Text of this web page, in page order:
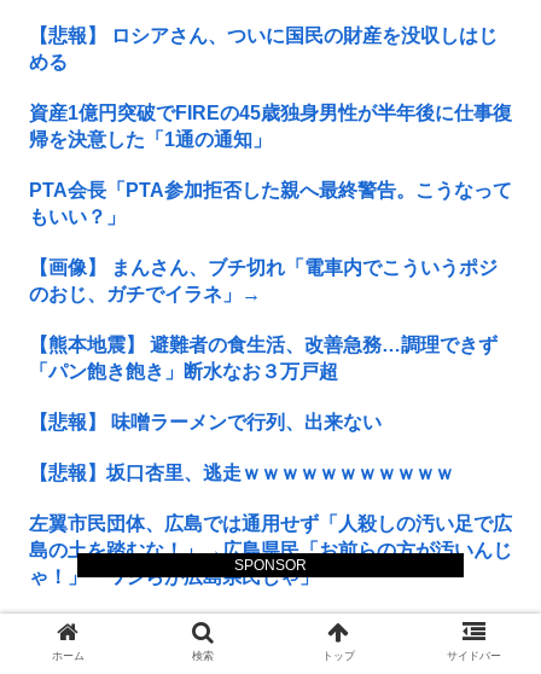
SPONSOR
【悲報】 ロシアさん、ついに国民の財産を没収しはじ
める
資産1億円突破でFIREの45歳独身男性が半年後に仕事復
帰を決意した「1通の通知」
PTA会長「PTA参加拒否した親へ最終警告。こうなって
もいい？」
【画像】 まんさん、ブチ切れ「電車内でこういうポジ
のおじ、ガチでイラネ」→
【熊本地震】 避難者の食生活、改善急務…調理できず
「パン飽き飽き」断水なお３万戸超
【悲報】 味噌ラーメンで行列、出来ない
【悲報】坂口杏里、逃走ｗｗｗｗｗｗｗｗｗｗｗ
左翼市民団体、広島では通用せず「人殺しの汚い足で広
島の土を踏むな！」→広島県民「お前らの方が汚いんじ
ゃ！」「ワシらが広島県民じゃ」
【有能】 他者にイラッとした時に『これ』思うと最強
に楽になることが発覚！！！
ホーム 検索 トップ サイドバー